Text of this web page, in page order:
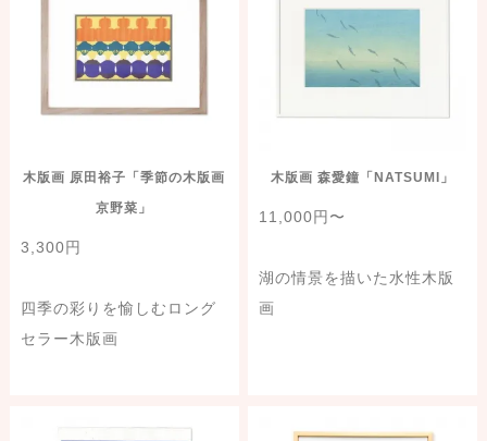
木版画 原田裕子「季節の木版画
京野菜」
3,300円
四季の彩りを愉しむロング
セラー木版画
木版画 森愛鐘「NATSUMI」
11,000円〜
湖の情景を描いた水性木版
画